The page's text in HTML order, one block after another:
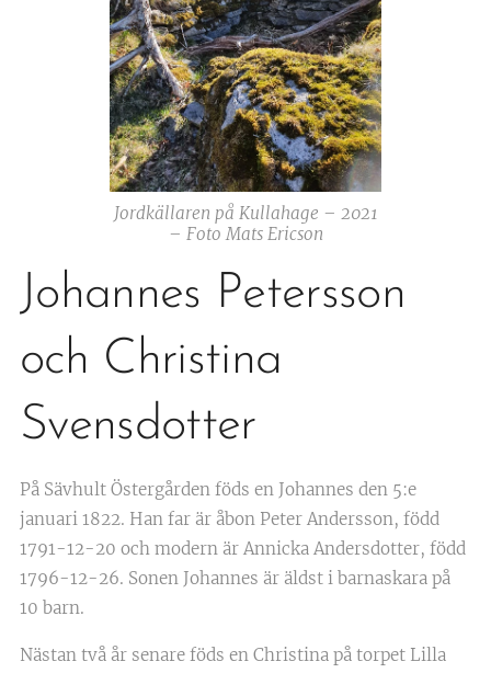
Jordkällaren på Kullahage – 2021
– Foto Mats Ericson
Johannes Petersson
och Christina
Svensdotter
På Sävhult Östergården föds en Johannes den 5:e
januari 1822. Han far är åbon Peter Andersson, född
1791-12-20 och modern är Annicka Andersdotter, född
1796-12-26. Sonen Johannes är äldst i barnaskara på
10 barn.
Nästan två år senare föds en Christina på torpet Lilla